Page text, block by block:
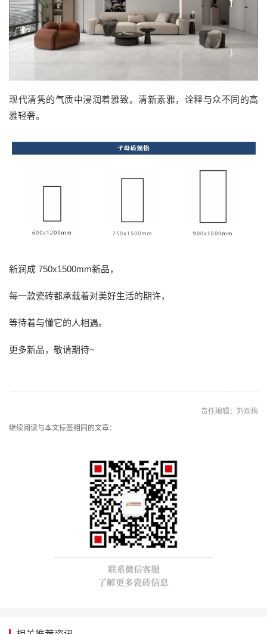
现代清隽的气质中浸润着雅致。清新素雅，诠释与众不同的高
雅轻奢。
新润成 750x1500mm新品，
每一款瓷砖都承载着对美好生活的期许，
等待着与懂它的人相遇。
更多新品，敬请期待~
责任编辑：刘观梅
继续阅读与本文标签相同的文章：